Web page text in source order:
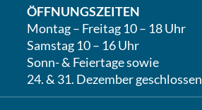
ÖFFNUNGSZEITEN
Montag – Freitag 10 – 18 Uhr
Samstag 10 – 16 Uhr
Sonn- & Feiertage sowie
24. & 31. Dezember geschlossen